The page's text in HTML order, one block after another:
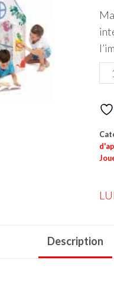
Description